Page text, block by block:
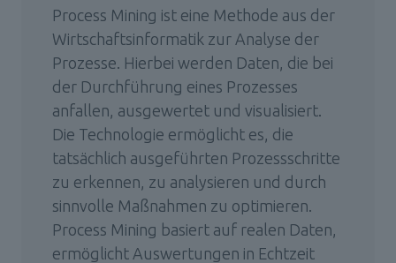
Process Mining ist eine Methode aus der
Wirtschaftsinformatik zur Analyse der
Prozesse. Hierbei werden Daten, die bei
der Durchführung eines Prozesses
anfallen, ausgewertet und visualisiert.
Die Technologie ermöglicht es, die
tatsächlich ausgeführten Prozessschritte
zu erkennen, zu analysieren und durch
sinnvolle Maßnahmen zu optimieren.
Process Mining basiert auf realen Daten,
ermöglicht Auswertungen in Echtzeit